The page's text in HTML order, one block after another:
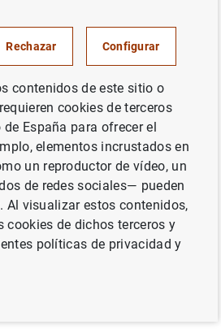
balanza de pagos en marzo de
)
Siguiente
conjunto de la C...
Rechazar Configurar
contenidos de este sitio o
cookies de terceros
España para ofrecer el
elementos incrustados en
un reproductor de vídeo, un
de redes sociales— pueden
Al visualizar estos contenidos,
cookies de dichos terceros y
políticas de privacidad y